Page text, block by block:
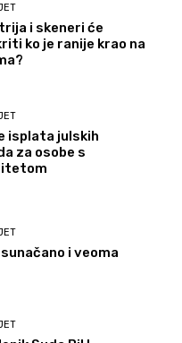
i skeneri će
ko je ranije krao na
isplata julskih
za osobe s
i veoma